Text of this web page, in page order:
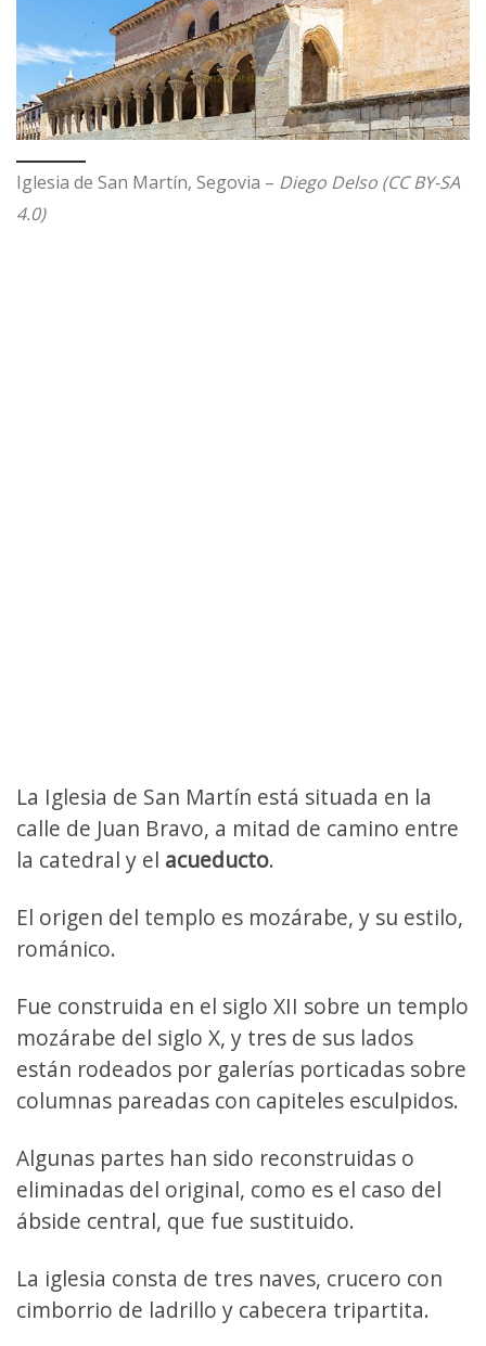
Iglesia de San Martín, Segovia – Diego Delso (CC BY-SA
4.0)
La Iglesia de San Martín está situada en la
calle de Juan Bravo, a mitad de camino entre
la catedral y el acueducto.
El origen del templo es mozárabe, y su estilo,
románico.
Fue construida en el siglo XII sobre un templo
mozárabe del siglo X, y tres de sus lados
están rodeados por galerías porticadas sobre
columnas pareadas con capiteles esculpidos.
Algunas partes han sido reconstruidas o
eliminadas del original, como es el caso del
ábside central, que fue sustituido.
La iglesia consta de tres naves, crucero con
cimborrio de ladrillo y cabecera tripartita.